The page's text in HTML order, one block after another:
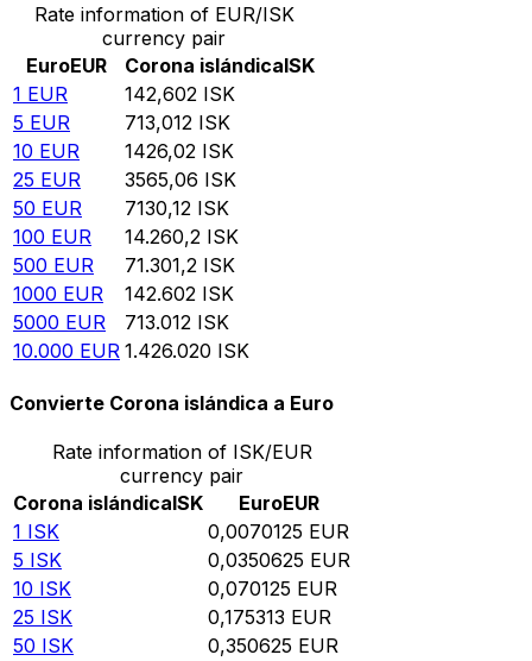
Rate information of EUR/ISK
currency pair
EuroEUR Corona islándicaISK
1 EUR 142,602 ISK
5 EUR 713,012 ISK
10 EUR 1426,02 ISK
25 EUR 3565,06 ISK
50 EUR 7130,12 ISK
100 EUR 14.260,2 ISK
500 EUR 71.301,2 ISK
1000 EUR 142.602 ISK
5000 EUR 713.012 ISK
10.000 EUR 1.426.020 ISK
Convierte Corona islándica a Euro
Rate information of ISK/EUR
currency pair
Corona islándicaISK EuroEUR
1 ISK 0,0070125 EUR
5 ISK 0,0350625 EUR
10 ISK 0,070125 EUR
25 ISK 0,175313 EUR
50 ISK 0,350625 EUR